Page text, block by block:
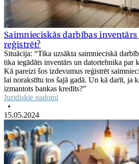
Saimnieciskās darbības
reģistrēt?
Situācija: “Tika uzsākta saimnieciskā
tika iegādāts inventārs un datortehnika par
Kā pareizi šos izdevumus reģistrēt
lai norakstītu tos šajā gadā. Un kā darīt, ja
izmantots bankas kredīts?”
Juridiskie padomi
•
15.05.2024